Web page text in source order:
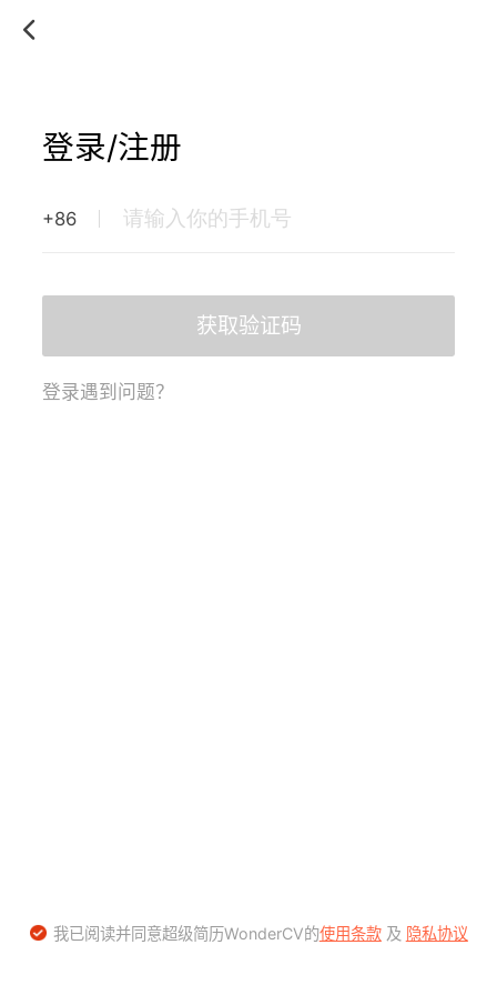
登录/注册
+86
获取验证码
登录遇到问题？
我已阅读并同意超级简历WonderCV的使用条款及 隐私协议